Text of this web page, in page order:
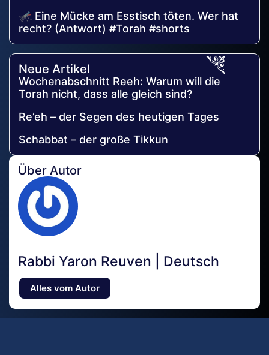
🦟 Eine Mücke am Esstisch töten. Wer hat
recht? (Antwort) #Torah #shorts
Neue Artikel
Wochenabschnitt Reeh: Warum will die
Torah nicht, dass alle gleich sind?
Re’eh – der Segen des heutigen Tages
Schabbat – der große Tikkun
Über Autor
Rabbi Yaron Reuven | Deutsch
Alles vom Autor